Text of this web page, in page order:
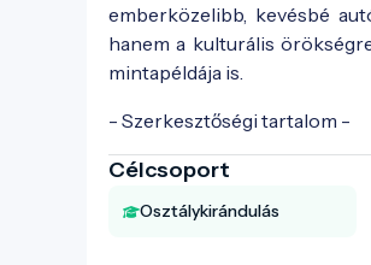
emberközelibb, kevésbé
hanem a kulturális
mintapéldája is.
- Szerkesztőségi tartalom -
Célcsoport
Osztálykirándulás